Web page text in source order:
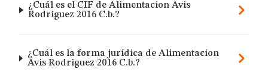
¿Cuál es el CIF de Alimentacion Avis
Rodriguez 2016 C.b.?
¿Cuál es la forma jurídica de Alimentacion
Avis Rodriguez 2016 C.b.?